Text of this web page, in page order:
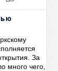
За
много чего,